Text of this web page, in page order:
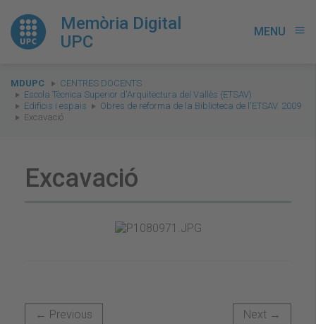
Memòria Digital
UPC
MENU menu
You
are
here:
MDUPC
CENTRES DOCENTS
Escola Tècnica Superior d'Arquitectura del Vallès (ETSAV)
Edificis i espais
Obres de reforma de la Biblioteca de l'ETSAV. 2009
Excavació
Excavació
← Previous Next →